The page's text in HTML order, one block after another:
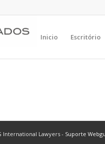
Inicio Escritório
International Lawyers - Suporte